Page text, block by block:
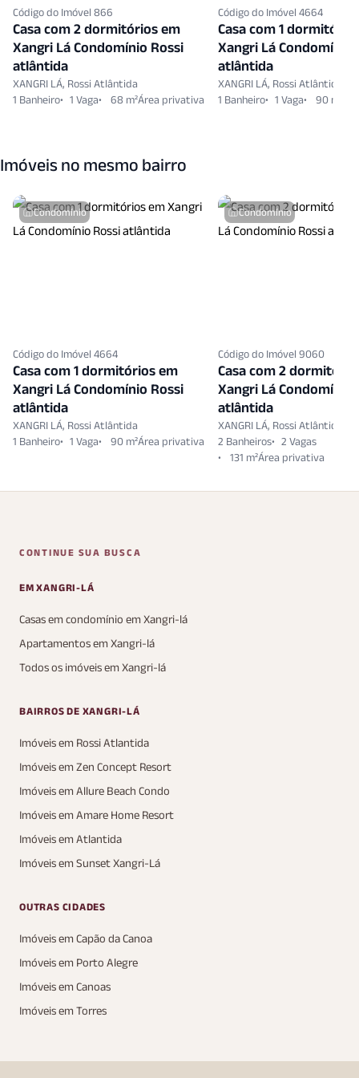
Spa
Terraco Coletivo
Vigilancia24 Horas
Vista Panoramica
Zelador
Código do Imóvel 866
Casa com 2 dormitórios em
Xangri Lá Condomínio Rossi
atlântida
XANGRI LÁ, Rossi Atlântida
1 Banheiro
1 Vaga 68 m²
Código do Imóvel 4664
Casa com 1
Xangri Lá Condomínio
atlântida
XANGRI LÁ, Rossi Atlântida
1 Banheiro
1 Vaga 90 m²
Imóveis no mesmo bairro
Condomínio
Código do Imóvel 4664
Casa com 1 dormitórios em
Xangri Lá Condomínio Rossi
atlântida
XANGRI LÁ, Rossi Atlântida
1 Banheiro
1 Vaga 90 m²
Condomínio
Código do Imóvel 9060
Casa com 2
Xangri Lá Condomínio
atlântida
XANGRI LÁ, Rossi Atlântida
2 Banheiros
2 Vagas
131 m²
CONTINUE SUA BUSCA
EM XANGRI-LÁ
Casas em condomínio em Xangri-lá
Apartamentos em Xangri-lá
Todos os imóveis em Xangri-lá
BAIRROS DE XANGRI-LÁ
Imóveis em Rossi Atlantida
Imóveis em Zen Concept Resort
Imóveis em Allure Beach Condo
Imóveis em Amare Home Resort
Imóveis em Atlantida
Imóveis em Sunset Xangri-Lá
OUTRAS CIDADES
Imóveis em Capão da Canoa
Imóveis em Porto Alegre
Imóveis em Canoas
Imóveis em Torres